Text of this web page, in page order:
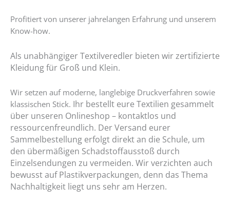
Profitiert von unserer jahrelangen Erfahrung und unserem
Know-how.
Als unabhängiger Textilveredler bieten wir zertifizierte
Kleidung für Groß und Klein.
Wir setzen auf moderne, langlebige Druckverfahren sowie
klassischen Stick. Ihr bestellt eure Textilien gesammelt
über unseren Onlineshop – kontaktlos und
ressourcenfreundlich. Der Versand eurer
Sammelbestellung erfolgt direkt an die Schule, um
den übermäßigen Schadstoffausstoß durch
Einzelsendungen zu vermeiden. Wir verzichten auch
bewusst auf Plastikverpackungen, denn das Thema
Nachhaltigkeit liegt uns sehr am Herzen.